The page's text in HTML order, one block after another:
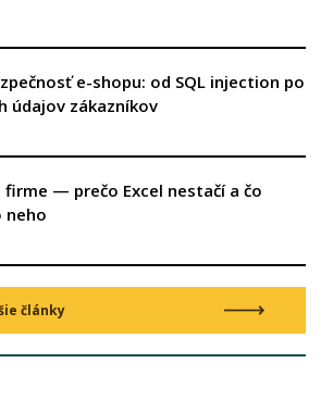
e-shopu: od SQL injection po
údajov zákazníkov
firme — prečo Excel nestačí a čo
neho
články